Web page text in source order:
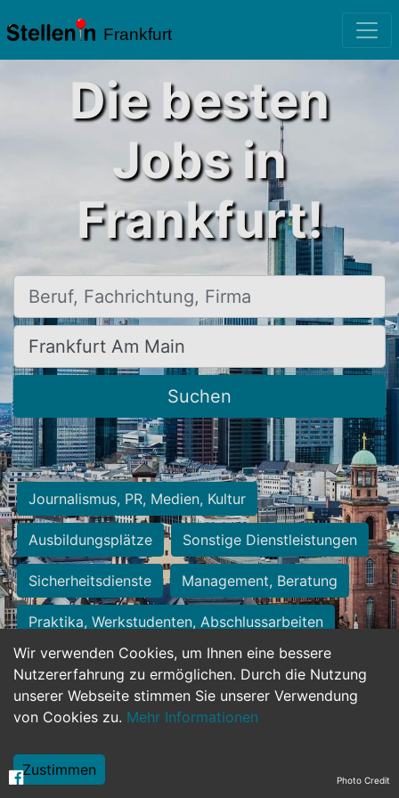
Frankfurt
Wir verwenden Cookies, um Ihnen eine bessere
Nutzererfahrung zu ermöglichen. Durch die Nutzung
unserer Webseite stimmen Sie unserer Verwendung
von Cookies zu. Mehr Informationen
Zustimmen
Die besten
Jobs in
Frankfurt!
Beruf, Fachrichtung, Firma
Ort, Stadt
Suchen
Journalismus, PR, Medien, Kultur
Ausbildungsplätze Sonstige Dienstleistungen
Sicherheitsdienste Management, Beratung
Praktika, Werkstudenten, Abschlussarbeiten
Personalwesen Assistenz, Sekretariat
Hilfskräfte, Aushilfs- und Nebenjobs
Weiterbildung, Studium, duale Ausbildung Photo Credit